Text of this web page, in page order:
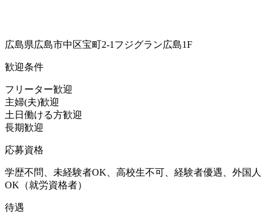
広島県広島市中区宝町2-1フジグラン広島1F
歓迎条件
フリーター歓迎
主婦(夫)歓迎
土日働ける方歓迎
長期歓迎
応募資格
学歴不問、未経験者OK、高校生不可、経験者優遇、外国人
OK（就労資格者）
待遇